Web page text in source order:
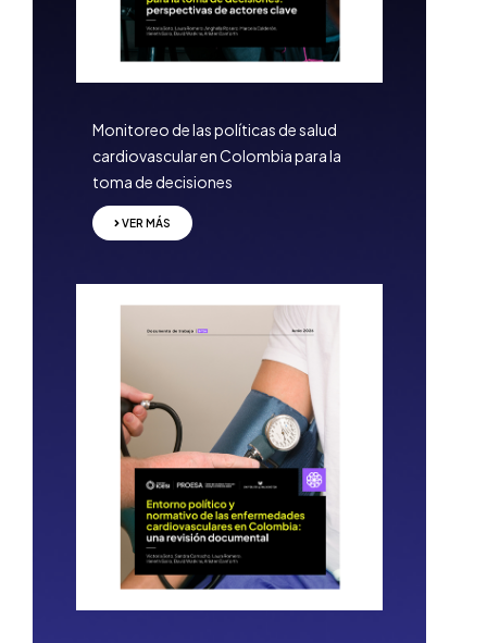
Monitoreo de las políticas de salud
cardiovascular en Colombia para la
toma de decisiones
VER MÁS